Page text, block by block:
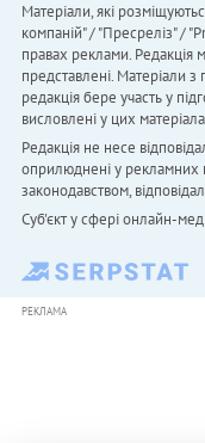
Матеріали, які
компаній" / "Пресреліз" /
правах реклами. Редакція
представлені.
редакція бере участь у
висловлені у цих
Редакція не несе
оприлюднені у рекламних
законодавством,
Cуб'єкт у сфері онлайн-
РЕКЛАМА